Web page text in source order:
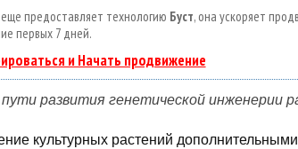
предоставляет технологию Буст, она ускоряет
первых 7 дней.
и Начать продвижение
развития генетической инженерии
культурных растений